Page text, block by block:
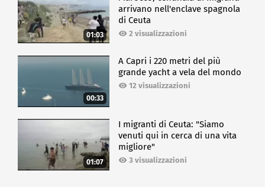
01:03
arrivano nell'enclave spagnola
di Ceuta
2 visualizzazioni
00:33
A Capri i 220 metri del più
grande yacht a vela del mondo
12 visualizzazioni
01:07
I migranti di Ceuta: "Siamo
venuti qui in cerca di una vita
migliore"
3 visualizzazioni